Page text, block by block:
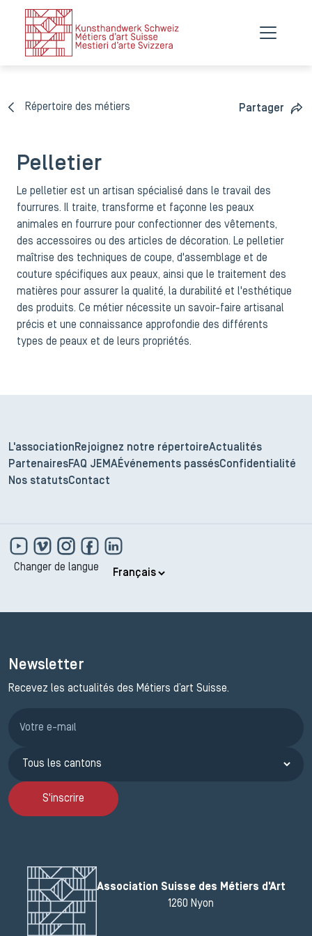
Répertoire des métiers Partager
Pelletier
Le pelletier est un artisan spécialisé dans le travail des
fourrures. Il traite, transforme et façonne les peaux
animales en fourrure pour confectionner des vêtements,
des accessoires ou des articles de décoration. Le pelletier
maîtrise des techniques de coupe, d'assemblage et de
couture spécifiques aux peaux, ainsi que le traitement des
matières pour assurer la qualité, la durabilité et l'esthétique
des produits. Ce métier nécessite un savoir-faire artisanal
précis et une connaissance approfondie des différents
types de peaux et de leurs propriétés.
L'association Rejoignez notre répertoireActualités
PartenairesFAQ JEMAÉvénements passésConfidentialité
Nos statutsContact
Changer de langue
Newsletter
Recevez les actualités des Métiers d’art Suisse.
S'inscrire
Association Suisse des Métiers d'Art
1260 Nyon